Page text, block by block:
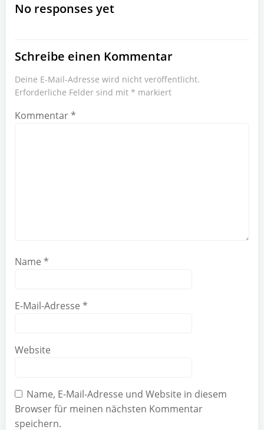
No responses yet
Schreibe einen Kommentar
Deine E-Mail-Adresse wird nicht veröffentlicht.
Erforderliche Felder sind mit * markiert
Kommentar*
Name *
E-Mail-Adresse *
Website
Name, E-Mail-Adresse und Website in diesem
Browser für meinen nächsten Kommentar
speichern.